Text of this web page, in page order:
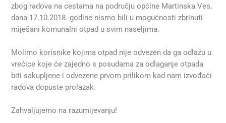
zbog radova na cestama na području općine Martinska Ves,
dana 17.10.2018. godine nismo bili u mogućnosti zbrinuti
miješani komunalni otpad u svim naseljima.
Molimo korisnike kojima otpad nije odvezen da ga odlažu u
vrećice koje će zajedno s posudama za odlaganje otpada
biti sakupljene i odvezene prvom prilikom kad nam izvođači
radova dopuste prolazak.
Zahvaljujemo na razumijevanju!